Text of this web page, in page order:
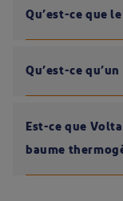
Qu’est-ce que
Qu’est-ce qu’un
Est-ce que
baume